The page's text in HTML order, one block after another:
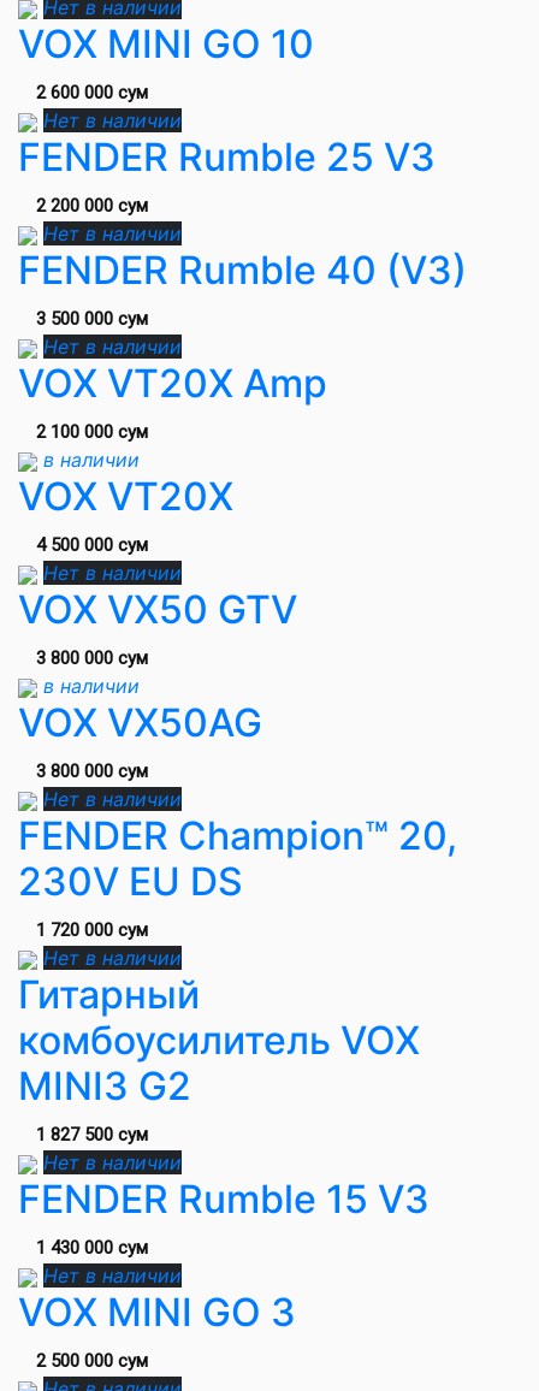
Нет в наличии
VOX MINI GO 10
2 600 000 сум
Нет в наличии
FENDER Rumble 25 V3
2 200 000 сум
Нет в наличии
FENDER Rumble 40 (V3)
3 500 000 сум
Нет в наличии
VOX VT20X Amp
2 100 000 сум
в наличии
VOX VT20X
4 500 000 сум
Нет в наличии
VOX VX50 GTV
3 800 000 сум
в наличии
VOX VX50AG
3 800 000 сум
Нет в наличии
FENDER Champion™ 20,
230V EU DS
1 720 000 сум
Нет в наличии
Гитарный
комбоусилитель VOX
MINI3 G2
1 827 500 сум
Нет в наличии
FENDER Rumble 15 V3
1 430 000 сум
Нет в наличии
VOX MINI GO 3
2 500 000 сум